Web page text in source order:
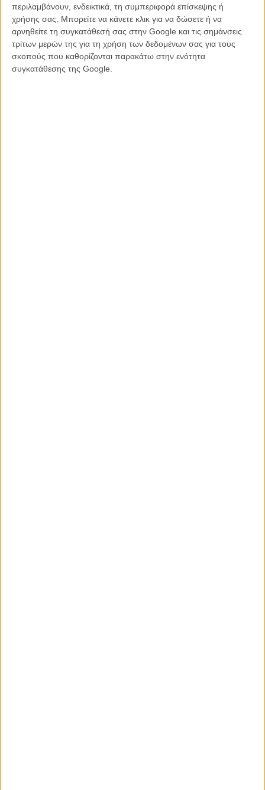
περιλαμβάνουν, ενδεικτικά, τη συμπεριφορά επίσκεψης ή
χρήσης σας. Μπορείτε να κάνετε κλικ για να δώσετε ή να
αρνηθείτε τη συγκατάθεσή σας στην Google και τις σημάνσεις
τρίτων μερών της για τη χρήση των δεδομένων σας για τους
σκοπούς που καθορίζονται παρακάτω στην ενότητα
συγκατάθεσης της Google.
Στην Αγγλία ζούμε σε ένα καθεστώς διαρκούς αλαζονείας, που
φυσικά οδήγησε νομοτελειακά και στο Brexit.Ζούμε σε μια
«αυτοκρατορική» αλαζονεία. Σε μια γλωσσική αλαζονεία. Οι Αγγλοι
γνωρίζουν πως όπου και να βρεθούνε δεν χρειάζεται καν να
ρωτήσουν αν κάποιος ξέρει Αγγλικά. Μεγάλωσα μέσα σε αυτό το
κλίμα. Και ξαφνικά συνειδητοποιείς πως κάτι χάνεις. Είναι αναπηρία